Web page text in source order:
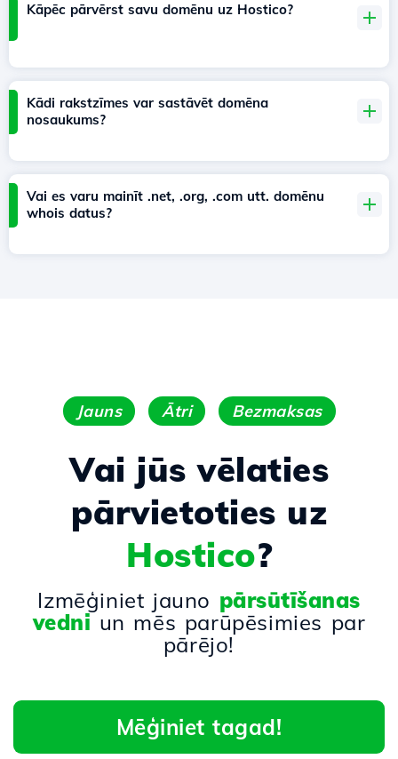
Kāpēc pārvērst savu domēnu uz Hostico?
Kādi rakstzīmes var sastāvēt domēna
nosaukums?
Vai es varu mainīt .net, .org, .com utt. domēnu
whois datus?
Jauns Ātri Bezmaksas
Vai jūs vēlaties
pārvietoties uz
Hostico?
Izmēģiniet jauno pārsūtīšanas
vedni un mēs parūpēsimies par
pārējo!
Mēģiniet tagad!